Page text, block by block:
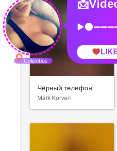
Чёрный телефон
Mark Korven